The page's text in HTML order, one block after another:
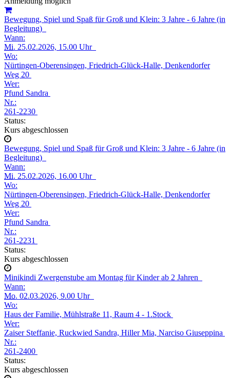
Bewegung, Spiel und Spaß für Groß und Klein: 3 Jahre - 6 Jahre (in
Begleitung)
Wann:
Mi. 25.02.2026, 15.00 Uhr
Wo:
Nürtingen-Oberensingen, Friedrich-Glück-Halle, Denkendorfer
Weg 20
Wer:
Pfund Sandra
Nr.:
261-2230
Status:
Kurs abgeschlossen
Bewegung, Spiel und Spaß für Groß und Klein: 3 Jahre - 6 Jahre (in
Begleitung)
Wann:
Mi. 25.02.2026, 16.00 Uhr
Wo:
Nürtingen-Oberensingen, Friedrich-Glück-Halle, Denkendorfer
Weg 20
Wer:
Pfund Sandra
Nr.:
261-2231
Status:
Kurs abgeschlossen
Minikindi Zwergenstube am Montag für Kinder ab 2 Jahren
Wann:
Mo. 02.03.2026, 9.00 Uhr
Wo:
Haus der Familie, Mühlstraße 11, Raum 4 - 1.Stock
Wer:
Zaiser Steffanie, Ruckwied Sandra, Hiller Mia, Narciso Giuseppina
Nr.:
261-2400
Status:
Kurs abgeschlossen